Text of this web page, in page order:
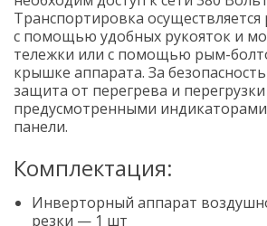
Транспортировка
с помощью удобных рукояток и
тележки или с помощью рым-
крышке аппарата. За
защита от перегрева и перегрузки
предусмотренными
панели.
Комплектация:
Инверторный аппарат
резки — 1 шт